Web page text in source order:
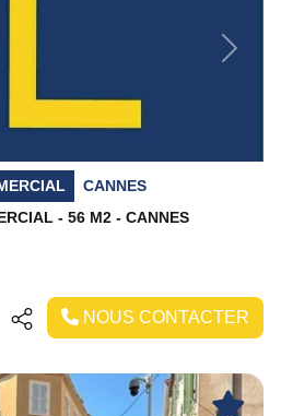
Next
CANNES
- 56 M2 - CANNES
NOUS CONTACTER